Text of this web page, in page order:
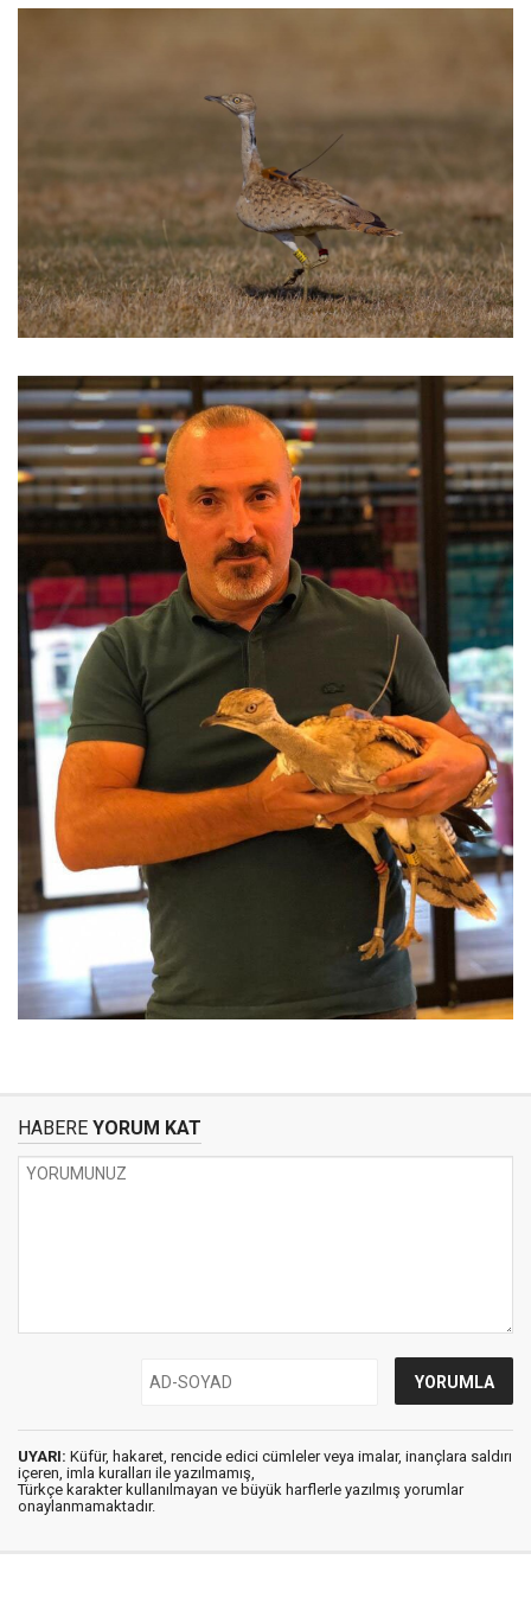
HABERE YORUM KAT
UYARI: Küfür, hakaret, rencide edici cümleler veya imalar, inançlara saldırı
içeren, imla kuralları ile yazılmamış,
Türkçe karakter kullanılmayan ve büyük harflerle yazılmış yorumlar
onaylanmamaktadır.